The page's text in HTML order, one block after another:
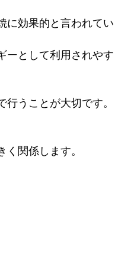
に効果的と言われて
ーとして利用されや
うことが大切です。
関係します。